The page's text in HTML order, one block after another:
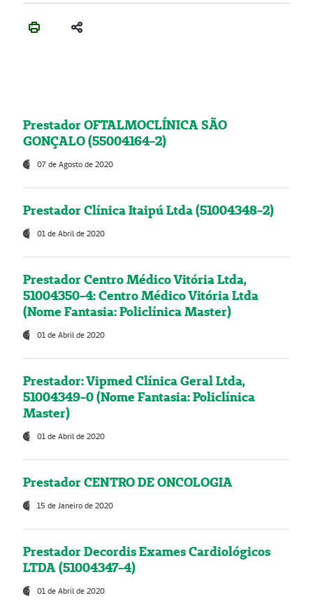
Prestador OFTALMOCLÍNICA SÃO
GONÇALO (55004164-2)
07 de Agosto de 2020
Prestador Clínica Itaipú Ltda (51004348-2)
01 de Abril de 2020
Prestador Centro Médico Vitória Ltda,
51004350-4: Centro Médico Vitória Ltda
(Nome Fantasia: Policlínica Master)
01 de Abril de 2020
Prestador: Vipmed Clínica Geral Ltda,
51004349-0 (Nome Fantasia: Policlínica
Master)
01 de Abril de 2020
Prestador CENTRO DE ONCOLOGIA
15 de Janeiro de 2020
Prestador Decordis Exames Cardiológicos
LTDA (51004347-4)
01 de Abril de 2020